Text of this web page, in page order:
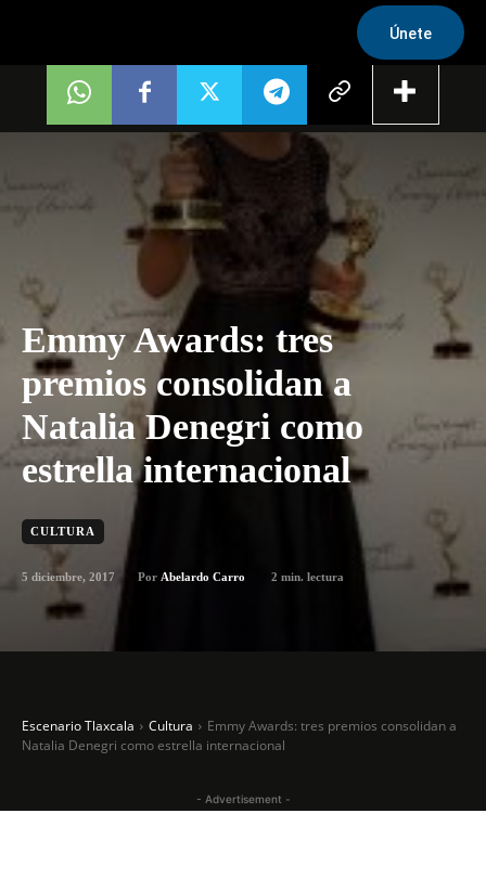
Únete
Emmy Awards: tres
premios consolidan a
Natalia Denegri como
estrella internacional
CULTURA
5 diciembre, 2017 Por Abelardo Carro 2 min. lectura
Escenario Tlaxcala Cultura
Emmy Awards: tres premios consolidan a
Natalia Denegri como estrella internacional
- Advertisement -